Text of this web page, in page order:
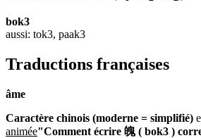
bok3
aussi: tok3, paak3
Traductions françaises
âme
Caractère chinois (moderne = simplifié)
animée"Comment écrire 魄 ( bok3 )